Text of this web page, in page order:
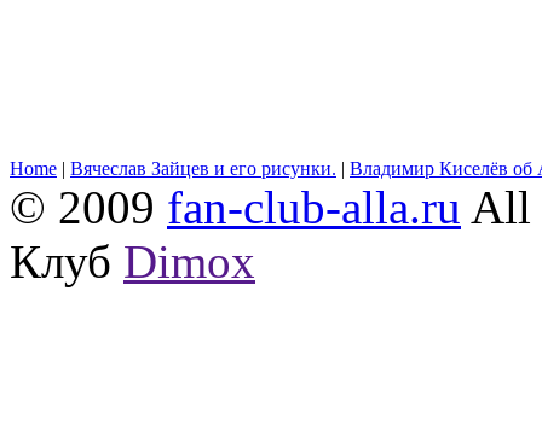
Home | Вячеслав Зайцев и его рисунки. | Владимир Киселёв об
© 2009 fan-club-alla.ru All
Клуб Dimox